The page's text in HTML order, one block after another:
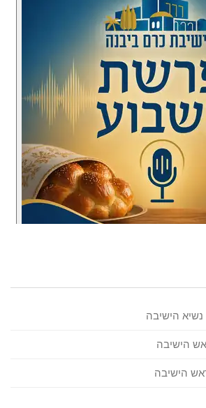
נשיא הישיבה
הישיבה
הישיבה